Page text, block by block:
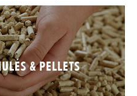
& PELLETS